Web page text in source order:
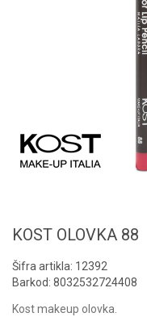
KOST OLOVKA 88
Šifra artikla: 12392
Barkod: 8032532724408
Kost makeup olovka.